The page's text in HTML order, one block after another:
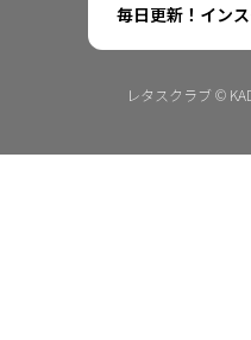
毎日更新！イン
レタスクラブ ©